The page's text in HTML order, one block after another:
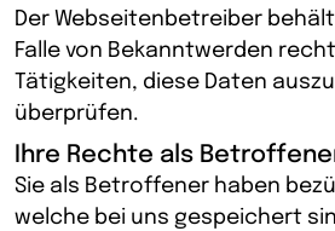
Der Webseitenbetreiber
Falle von Bekanntwerden
Tätigkeiten, diese Daten
überprüfen.
Ihre Rechte als
Sie als Betroffener haben
welche bei uns gespeichert